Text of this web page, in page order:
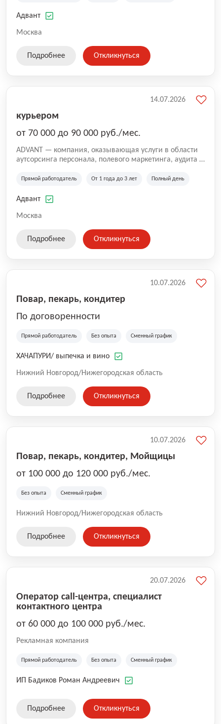
лиц и коммерческих организаций.
Адвант
Москва
Подробнее Откликнуться
курьером
от 70 000 до 90 000 руб./мес.
ADVANT — компания, оказывающая услуги в области
аутсорсинга персонала, полевого маркетинга, аудита и
региональных клиентов. Мы работаем на рынке с
Казахстана и Беларуси, сотрудничая с компаниями из
Прямой работодатель От 1 года до 3 лет Полный день
Адвант
Москва
14.07.2026
Подробнее Откликнуться
Повар, пекарь, кондитер
По договоренности
Прямой работодатель Без опыта Сменный график
ХАЧАПУРИ/ выпечка и вино
Нижний Новгород/Нижегородская область
10.07.2026
Подробнее Откликнуться
Повар, пекарь, кондитер, Мойщицы
от 100 000 до 120 000 руб./мес.
Без опыта Сменный график
Нижний Новгород/Нижегородская область
10.07.2026
Подробнее Откликнуться
Оператор call-центра, специалист
контактного центра
от 60 000 до 100 000 руб./мес.
Рекламная компания
Прямой работодатель Без опыта Сменный график
ИП Бадиков Роман Андреевич
20.07.2026
Подробнее Откликнуться